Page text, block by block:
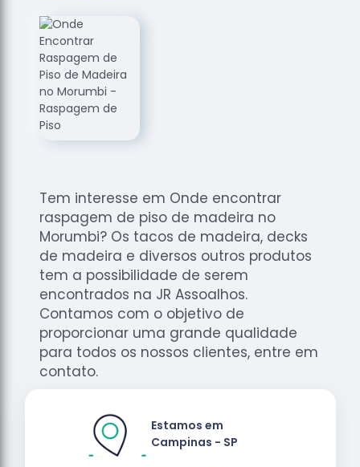
Loja de
Assoalhos
Raspagem
de
Assoalhos
Raspagem
de Tacos
de
Madeiras
de Pisos
Tacos de
Madeiras
Tem interesse em Onde encontrar
raspagem de piso de madeira no
Morumbi? Os tacos de madeira, decks
de madeira e diversos outros produtos
tem a possibilidade de serem
encontrados na JR Assoalhos.
Contamos com o objetivo de
proporcionar uma grande qualidade
para todos os nossos clientes, entre em
contato.
Estamos em
Campinas - SP